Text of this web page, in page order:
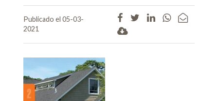
Publicado el 05-03-
2021